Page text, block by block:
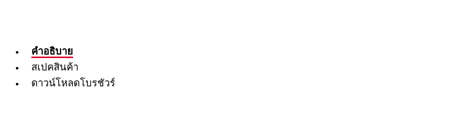
คำอธิบาย
สเปคสินค้า
ดาวน์โหลดโบรชัวร์